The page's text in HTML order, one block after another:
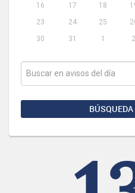
16
17 18
23
24 25
30
31 1 2